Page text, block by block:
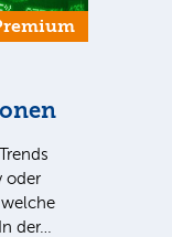
oder
der…